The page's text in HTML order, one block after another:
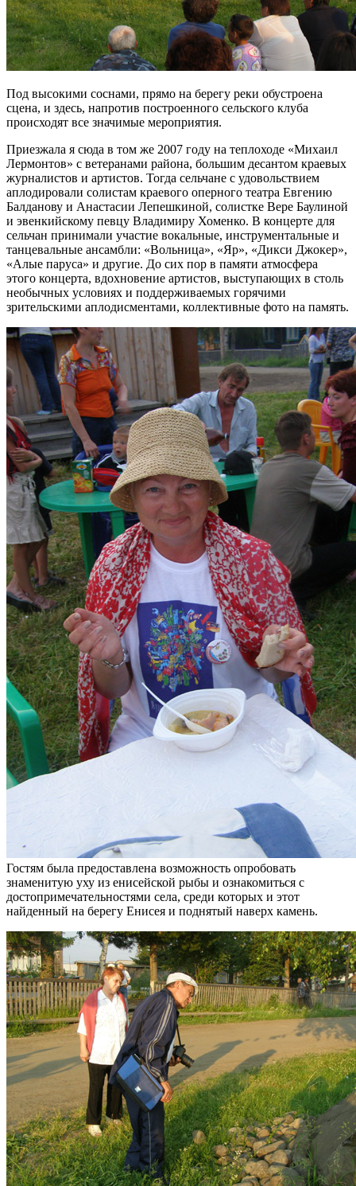
Под высокими соснами, прямо на берегу реки обустроена
сцена, и здесь, напротив построенного сельского клуба
происходят все значимые мероприятия.
Приезжала я сюда в том же 2007 году на теплоходе «Михаил
Лермонтов» с ветеранами района, большим десантом краевых
журналистов и артистов. Тогда сельчане с удовольствием
аплодировали солистам краевого оперного театра Евгению
Балданову и Анастасии Лепешкиной, солистке Вере Баулиной
и эвенкийскому певцу Владимиру Хоменко. В концерте для
сельчан принимали участие вокальные, инструментальные и
танцевальные ансамбли: «Вольница», «Яр», «Дикси Джокер»,
«Алые паруса» и другие. До сих пор в памяти атмосфера
этого концерта, вдохновение артистов, выступающих в столь
необычных условиях и поддерживаемых горячими
зрительскими аплодисментами, коллективные фото на память.
Гостям была предоставлена возможность опробовать
знаменитую уху из енисейской рыбы и ознакомиться с
достопримечательностями села, среди которых и этот
найденный на берегу Енисея и поднятый наверх камень.